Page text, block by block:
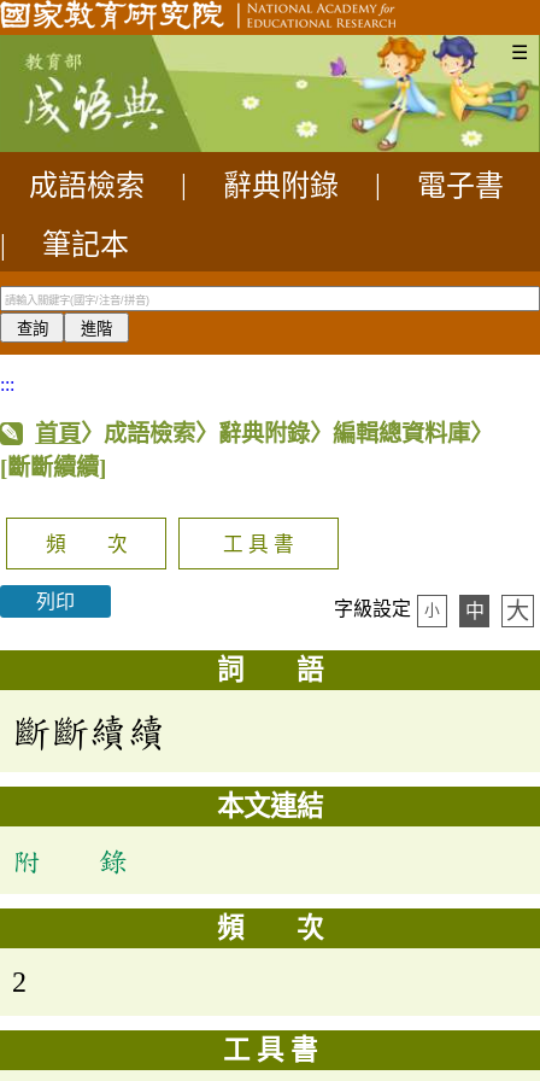
☰
成語檢索 辭典附錄
電子書
|
筆記本
:::
首頁〉成語檢索〉辭典附錄〉編輯總資料庫〉
[斷斷續續]
頻 次 工 具 書
列印 字級設定 小 中 大
詞 語
斷斷續續
本文連結
附 錄
頻 次
2
工 具 書